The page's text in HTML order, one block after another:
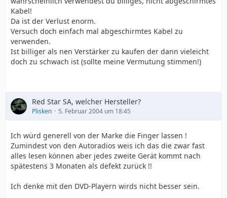
Kabel!
Da ist der Verlust enorm.
Versuch doch einfach mal abgeschirmtes Kabel zu
verwenden.
Ist billiger als nen Verstärker zu kaufen der dann vieleicht
doch zu schwach ist (sollte meine Vermutung stimmen!)
Red Star SA, welcher Hersteller?
Plisken 5. Februar 2004 um 18:45
Ich würd generell von der Marke die Finger lassen !
Zumindest von den Autoradios weis ich das die zwar fast
alles lesen können aber jedes zweite Gerät kommt nach
spätestens 3 Monaten als defekt zurück !!
Ich denke mit den DVD-Playern wirds nicht besser sein.